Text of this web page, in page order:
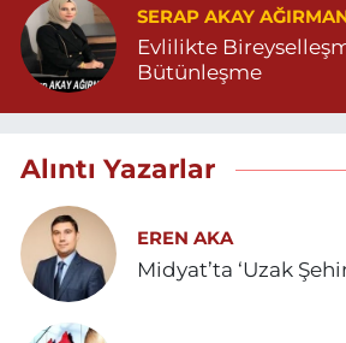
SERAP AKAY
Evlilikte
Bütünleşme
Alıntı Yazarlar
EREN AKA
Midyat’ta ‘Uzak